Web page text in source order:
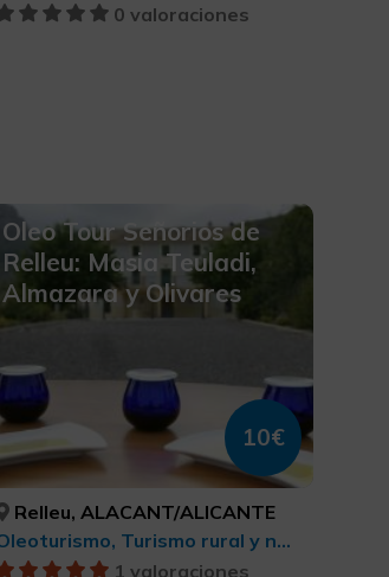
0 valoraciones
Oleo Tour Señorios de
Relleu: Masia Teuladi,
Almazara y Olivares
10€
Relleu, ALACANT/ALICANTE
Oleoturismo, Turismo rural y natural
1 valoraciones